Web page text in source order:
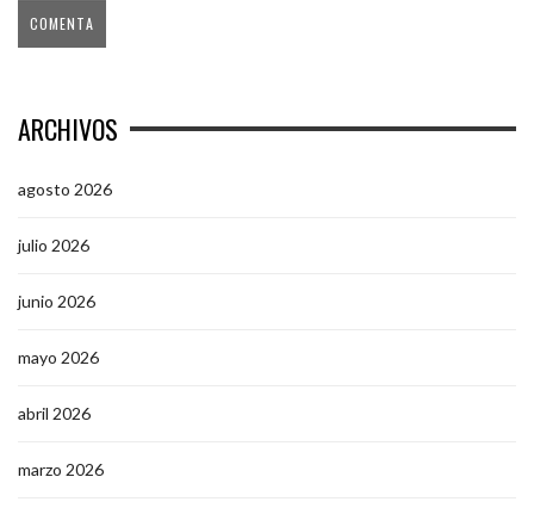
ARCHIVOS
agosto 2026
julio 2026
junio 2026
mayo 2026
abril 2026
marzo 2026